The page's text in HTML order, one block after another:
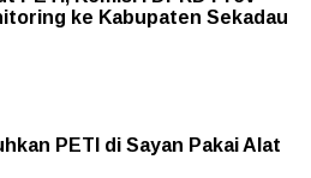
ke Kabupaten Sekadau
PETI di Sayan Pakai Alat